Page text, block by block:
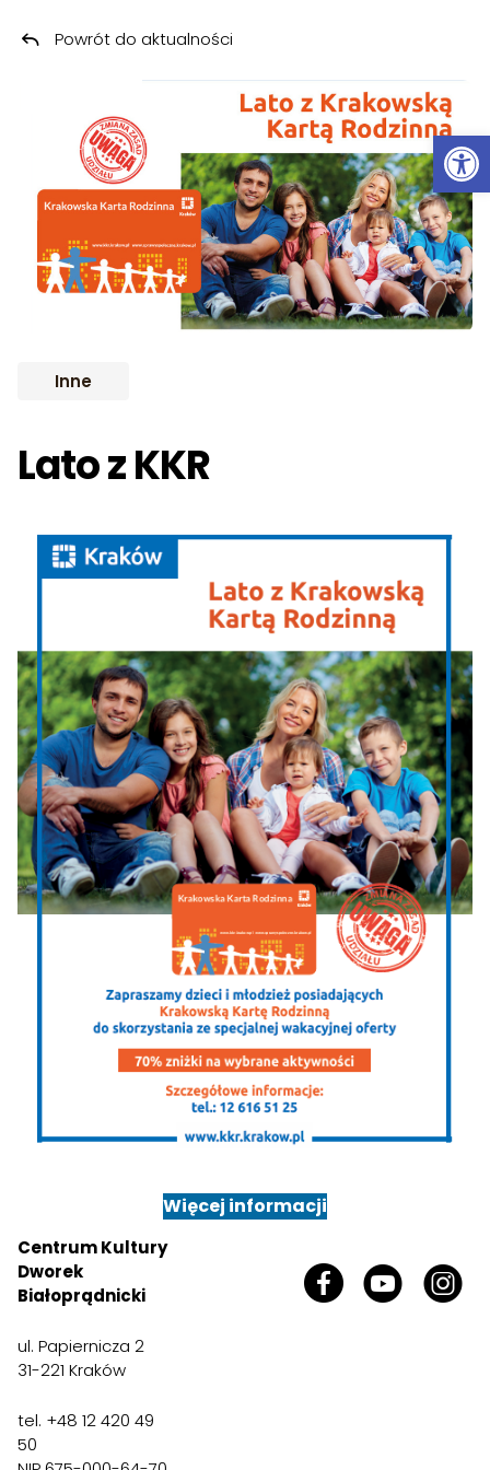
Inne
Lato z KKR
Powrót do aktualności
Więcej informacji
Centrum Kultury
Dworek
Białoprądnicki
ul. Papiernicza 2
31-221 Kraków
tel. +48 12 420 49
50